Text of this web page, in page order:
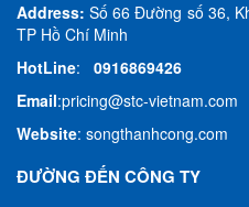
Address:Số 66 Đường số 36,
TP Hồ Chí Minh
HotLine: 0916869426
Email:pricing@stc-vietnam.com
Website: songthanhcong.com
ĐƯỜNG ĐẾN CÔNG TY